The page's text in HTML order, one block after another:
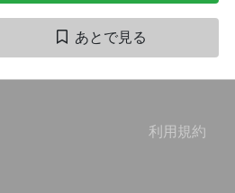
あとで見る
利用規約